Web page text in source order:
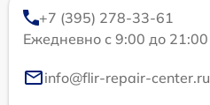
+7 (395) 278-33-61
Ежедневно с 9:00 до 21:00
info@flir-repair-center.ru